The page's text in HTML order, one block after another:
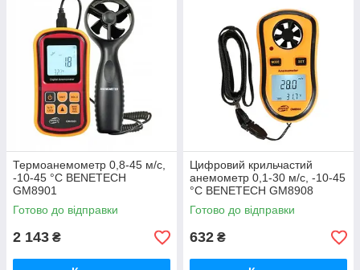
Термоанемометр 0,8-45 м/с,
-10-45 °C BENETECH
GM8901
Готово до відправки
2 143 ₴
Цифровий крильчастий
анемометр 0,1-30 м/с, -10-45
°C BENETECH GM8908
Готово до відправки
632 ₴